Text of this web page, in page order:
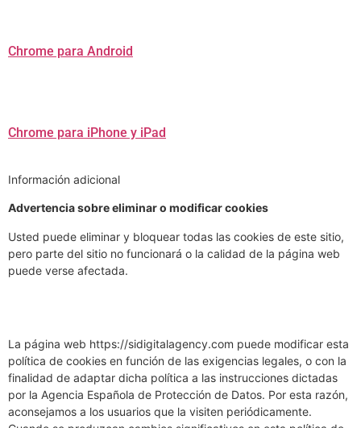
Chrome para Android
Chrome para iPhone y iPad
Información adicional
Advertencia sobre eliminar o modificar cookies
Usted puede eliminar y bloquear todas las cookies de este sitio,
pero parte del sitio no funcionará o la calidad de la página web
puede verse afectada.
La página web https://sidigitalagency.com puede modificar esta
política de cookies en función de las exigencias legales, o con la
finalidad de adaptar dicha política a las instrucciones dictadas
por la Agencia Española de Protección de Datos. Por esta razón,
aconsejamos a los usuarios que la visiten periódicamente.